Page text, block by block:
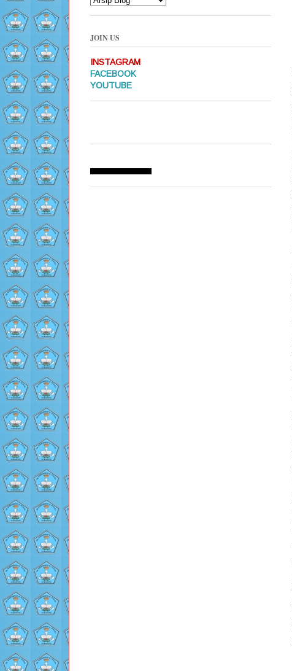
JOIN US
INSTAGRAM
FACEBOOK
YOUTUBE